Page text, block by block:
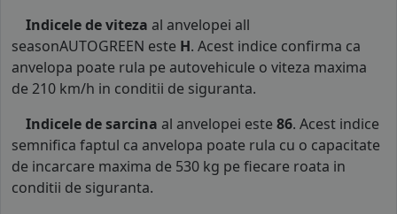
Indicele de viteza al anvelopei all
seasonAUTOGREEN este H. Acest indice confirma ca
anvelopa poate rula pe autovehicule o viteza maxima
de 210 km/h in conditii de siguranta.
Indicele de sarcina al anvelopei este 86. Acest indice
semnifica faptul ca anvelopa poate rula cu o capacitate
de incarcare maxima de 530 kg pe fiecare roata in
conditii de siguranta.